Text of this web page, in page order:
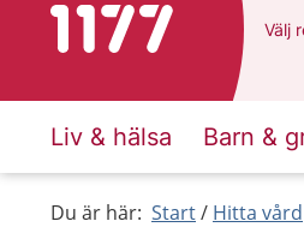
Till startsidan för 1177 Välj
Liv & hälsa Barn &
Du är här: Start Hitta vård